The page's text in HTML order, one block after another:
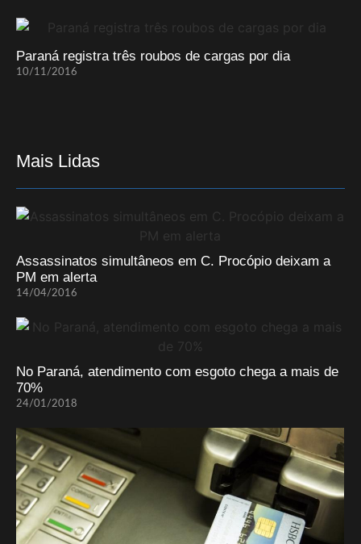
Paraná registra três roubos de cargas por dia
10/11/2016
Mais Lidas
Assassinatos simultâneos em C. Procópio deixam a
PM em alerta
14/04/2016
No Paraná, atendimento com esgoto chega a mais de
70%
24/01/2018